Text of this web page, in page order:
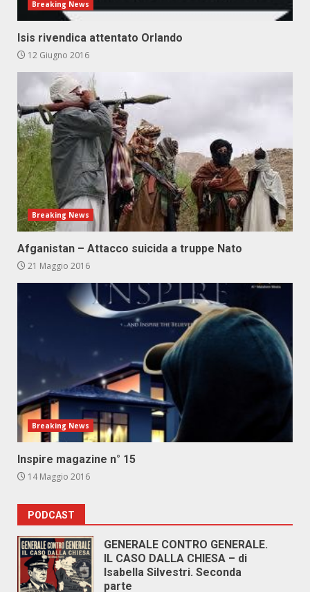
Breaking News
Isis rivendica attentato Orlando
12 Giugno 2016
Breaking News
Afganistan – Attacco suicida a truppe Nato
21 Maggio 2016
Breaking News
Inspire magazine n° 15
14 Maggio 2016
PODCAST
GENERALE CONTRO GENERALE.
IL CASO DALLA CHIESA – di
Isabella Silvestri. Seconda
parte